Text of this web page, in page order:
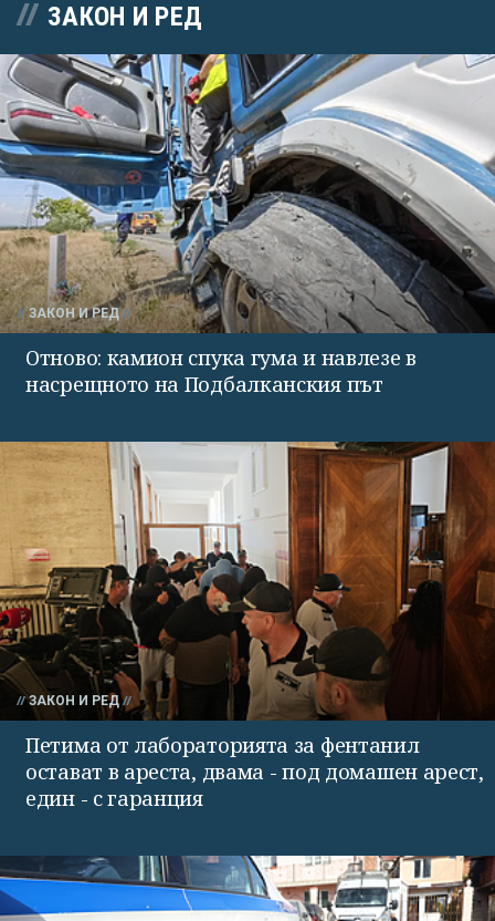
ЗАКОН И РЕД
ЗАКОН И РЕД
Отново: камион спука гума и навлезе в
насрещното на Подбалканския път
ЗАКОН И РЕД
Петима от лабораторията за фентанил
остават в ареста, двама - под домашен арест,
един - с гаранция